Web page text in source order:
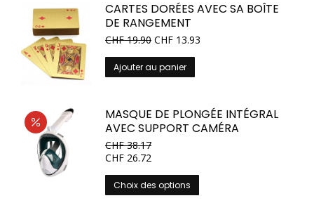
plusieurs
Les
sur
la
produit
CARTES DORÉES AVEC SA BOÎTE
DE RANGEMENT
CHF19.90 CHF 13.93
Ajouter au panier
MASQUE DE PLONGÉE INTÉGRAL
AVEC SUPPORT CAMÉRA
CHF38.17
CHF 26.72
Choix des options
produit